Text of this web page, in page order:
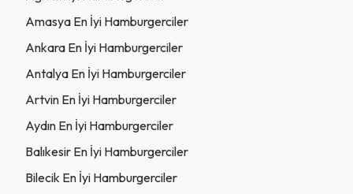
Amasya En İyi Hamburgerciler
Ankara En İyi Hamburgerciler
Antalya En İyi Hamburgerciler
Artvin En İyi Hamburgerciler
Aydın En İyi Hamburgerciler
Balıkesir En İyi Hamburgerciler
Bilecik En İyi Hamburgerciler